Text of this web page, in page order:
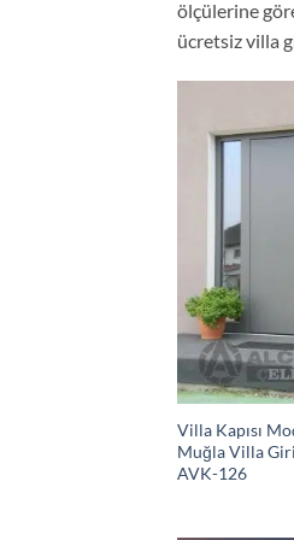
ölçülerine
ücretsiz villa
Villa Kapısı
Muğla Villa
AVK-126